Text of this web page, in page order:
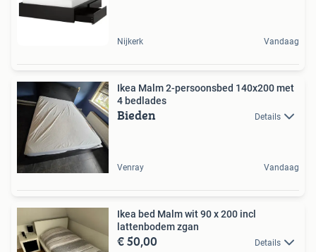
Nijkerk Vandaag
Ikea Malm 2-persoonsbed 140x200 met
4 bedlades
Bieden Details
Venray Vandaag
Ikea bed Malm wit 90 x 200 incl
lattenbodem zgan
€ 50,00 Details